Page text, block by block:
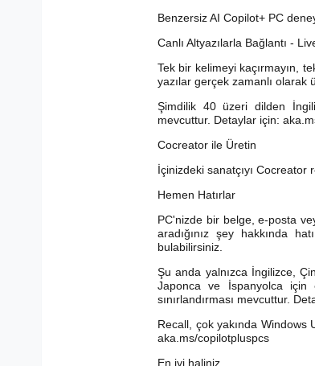
Benzersiz AI Copilot+ PC
Canlı Altyazılarla Bağlantı -
Tek bir kelimeyi kaçırmayın,
yazılar gerçek zamanlı olarak
Şimdilik 40 üzeri dilden
mevcuttur. Detaylar için:
Cocreator ile Üretin
İçinizdeki sanatçıyı Cocreator
Hemen Hatırlar
PC'nizde bir belge, e-posta
aradığınız şey hakkında
bulabilirsiniz.
Şu anda yalnızca İngilizce,
Japonca ve İspanyolca için
sınırlandırması mevcuttur.
Recall, çok yakında Windows
aka.ms/copilotpluspcs
En iyi haliniz